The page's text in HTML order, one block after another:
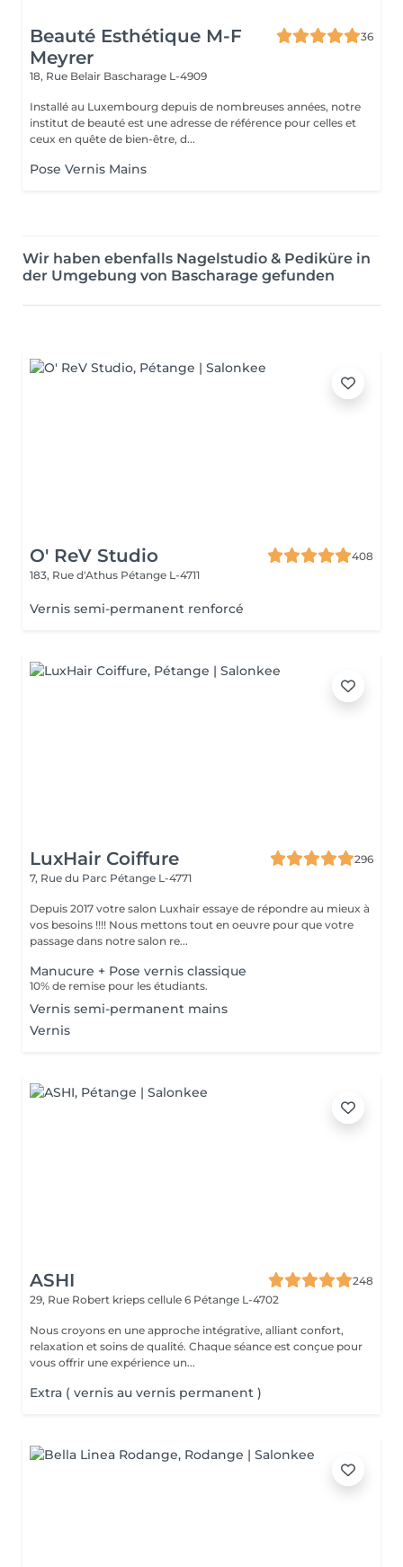
Beauté Esthétique M-F
Meyrer
36
18, Rue Belair Bascharage L-4909
Installé au Luxembourg depuis de nombreuses années, notre
institut de beauté est une adresse de référence pour celles et
ceux en quête de bien-être, d...
Pose Vernis Mains
Wir haben ebenfalls Nagelstudio & Pediküre in
der Umgebung von Bascharage gefunden
O' ReV Studio
408
183, Rue d'Athus Pétange L-4711
Vernis semi-permanent renforcé
LuxHair Coiffure
296
7, Rue du Parc Pétange L-4771
Depuis 2017 votre salon Luxhair essaye de répondre au mieux à
vos besoins !!!! Nous mettons tout en oeuvre pour que votre
passage dans notre salon re...
Manucure + Pose vernis classique
10% de remise pour les étudiants.
Vernis semi-permanent mains
Vernis
ASHI
248
29, Rue Robert krieps cellule 6 Pétange L-4702
Nous croyons en une approche intégrative, alliant confort,
relaxation et soins de qualité. Chaque séance est conçue pour
vous offrir une expérience un...
Extra ( vernis au vernis permanent )